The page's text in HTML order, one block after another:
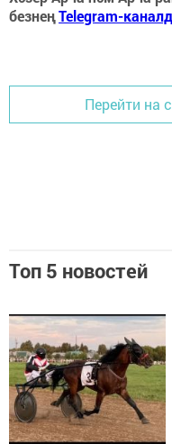
безнеңTelegram-
Перейти на
Топ 5 новостей